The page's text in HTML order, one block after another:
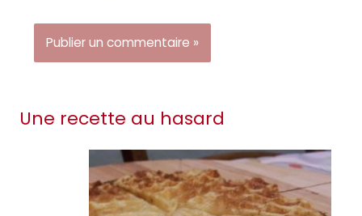
Une recette au hasard